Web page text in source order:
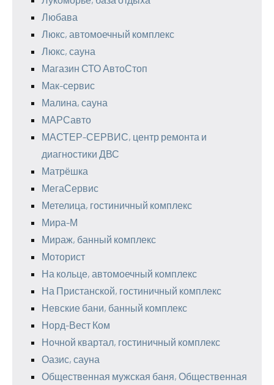
Любава
Люкс, автомоечный комплекс
Люкс, сауна
Магазин СТО АвтоСтоп
Мак-сервис
Малина, сауна
МАРСавто
МАСТЕР-СЕРВИС, центр ремонта и
диагностики ДВС
Матрёшка
МегаСервис
Метелица, гостиничный комплекс
Мира-М
Мираж, банный комплекс
Моторист
На кольце, автомоечный комплекс
На Пристанской, гостиничный комплекс
Невские бани, банный комплекс
Норд-Вест Ком
Ночной квартал, гостиничный комплекс
Оазис, сауна
Общественная мужская баня, Общественная